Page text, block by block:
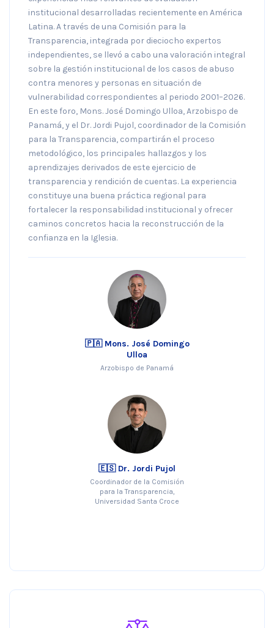
institucional desarrolladas recientemente en América
Latina. A través de una Comisión para la
Transparencia, integrada por dieciocho expertos
independientes, se llevó a cabo una valoración integral
sobre la gestión institucional de los casos de abuso
contra menores y personas en situación de
vulnerabilidad correspondientes al periodo 2001–2026.
En este foro, Mons. José Domingo Ulloa, Arzobispo de
Panamá, y el Dr. Jordi Pujol, coordinador de la Comisión
para la Transparencia, compartirán el proceso
metodológico, los principales hallazgos y los
aprendizajes derivados de este ejercicio de
transparencia y rendición de cuentas. La experiencia
constituye una buena práctica regional para
fortalecer la responsabilidad institucional y ofrecer
caminos concretos hacia la reconstrucción de la
confianza en la Iglesia.
🇵🇦 Mons. José Domingo
Ulloa
Arzobispo de Panamá
🇪🇸 Dr. Jordi Pujol
Coordinador de la Comisión
para la Transparencia,
Universidad Santa Croce